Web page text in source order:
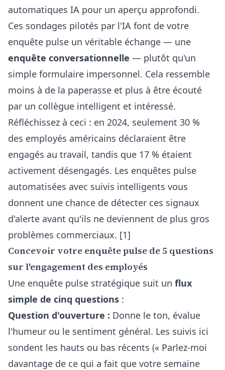
automatiques IA pour un aperçu approfondi.
Ces sondages pilotés par l'IA font de votre
enquête pulse un véritable échange — une
enquête conversationnelle — plutôt qu'un
simple formulaire impersonnel. Cela ressemble
moins à de la paperasse et plus à être écouté
par un collègue intelligent et intéressé.
Réfléchissez à ceci : en 2024, seulement 30 %
des employés américains déclaraient être
engagés au travail, tandis que 17 % étaient
activement désengagés. Les enquêtes pulse
automatisées avec suivis intelligents vous
donnent une chance de détecter ces signaux
d'alerte avant qu'ils ne deviennent de plus gros
problèmes commerciaux. [1]
Concevoir votre enquête pulse de 5 questions
sur l'engagement des employés
Une enquête pulse stratégique suit un flux
simple de cinq questions :
Question d'ouverture : Donne le ton, évalue
l'humeur ou le sentiment général. Les suivis ici
sondent les hauts ou bas récents (« Parlez-moi
davantage de ce qui a fait que votre semaine